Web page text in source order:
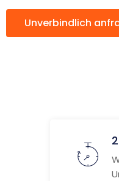
Unverbindlich